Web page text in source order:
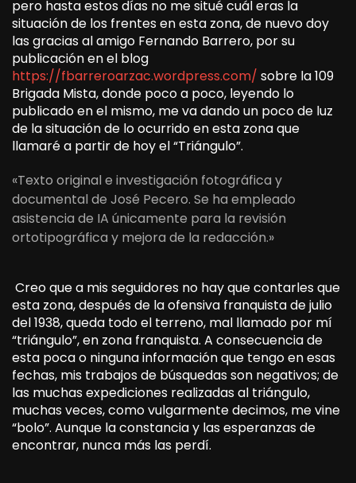
pero hasta estos días no me situé cuál eras la
situación de los frentes en esta zona, de nuevo doy
las gracias al amigo Fernando Barrero, por su
publicación en el blog
https://fbarreroarzac.wordpress.com/ sobre la 109
Brigada Mista, donde poco a poco, leyendo lo
publicado en el mismo, me va dando un poco de luz
de la situación de lo ocurrido en esta zona que
llamaré a partir de hoy el “Triángulo”.
«Texto original e investigación fotográfica y
documental de José Pecero. Se ha empleado
asistencia de IA únicamente para la revisión
ortotipográfica y mejora de la redacción.»
Creo que a mis seguidores no hay que contarles que
esta zona, después de la ofensiva franquista de julio
del 1938, queda todo el terreno, mal llamado por mí
“triángulo”, en zona franquista. A consecuencia de
esta poca o ninguna información que tengo en esas
fechas, mis trabajos de búsquedas son negativos; de
las muchas expediciones realizadas al triángulo,
muchas veces, como vulgarmente decimos, me vine
“bolo”. Aunque la constancia y las esperanzas de
encontrar, nunca más las perdí.